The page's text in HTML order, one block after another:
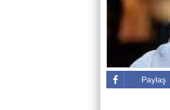
Paylaş